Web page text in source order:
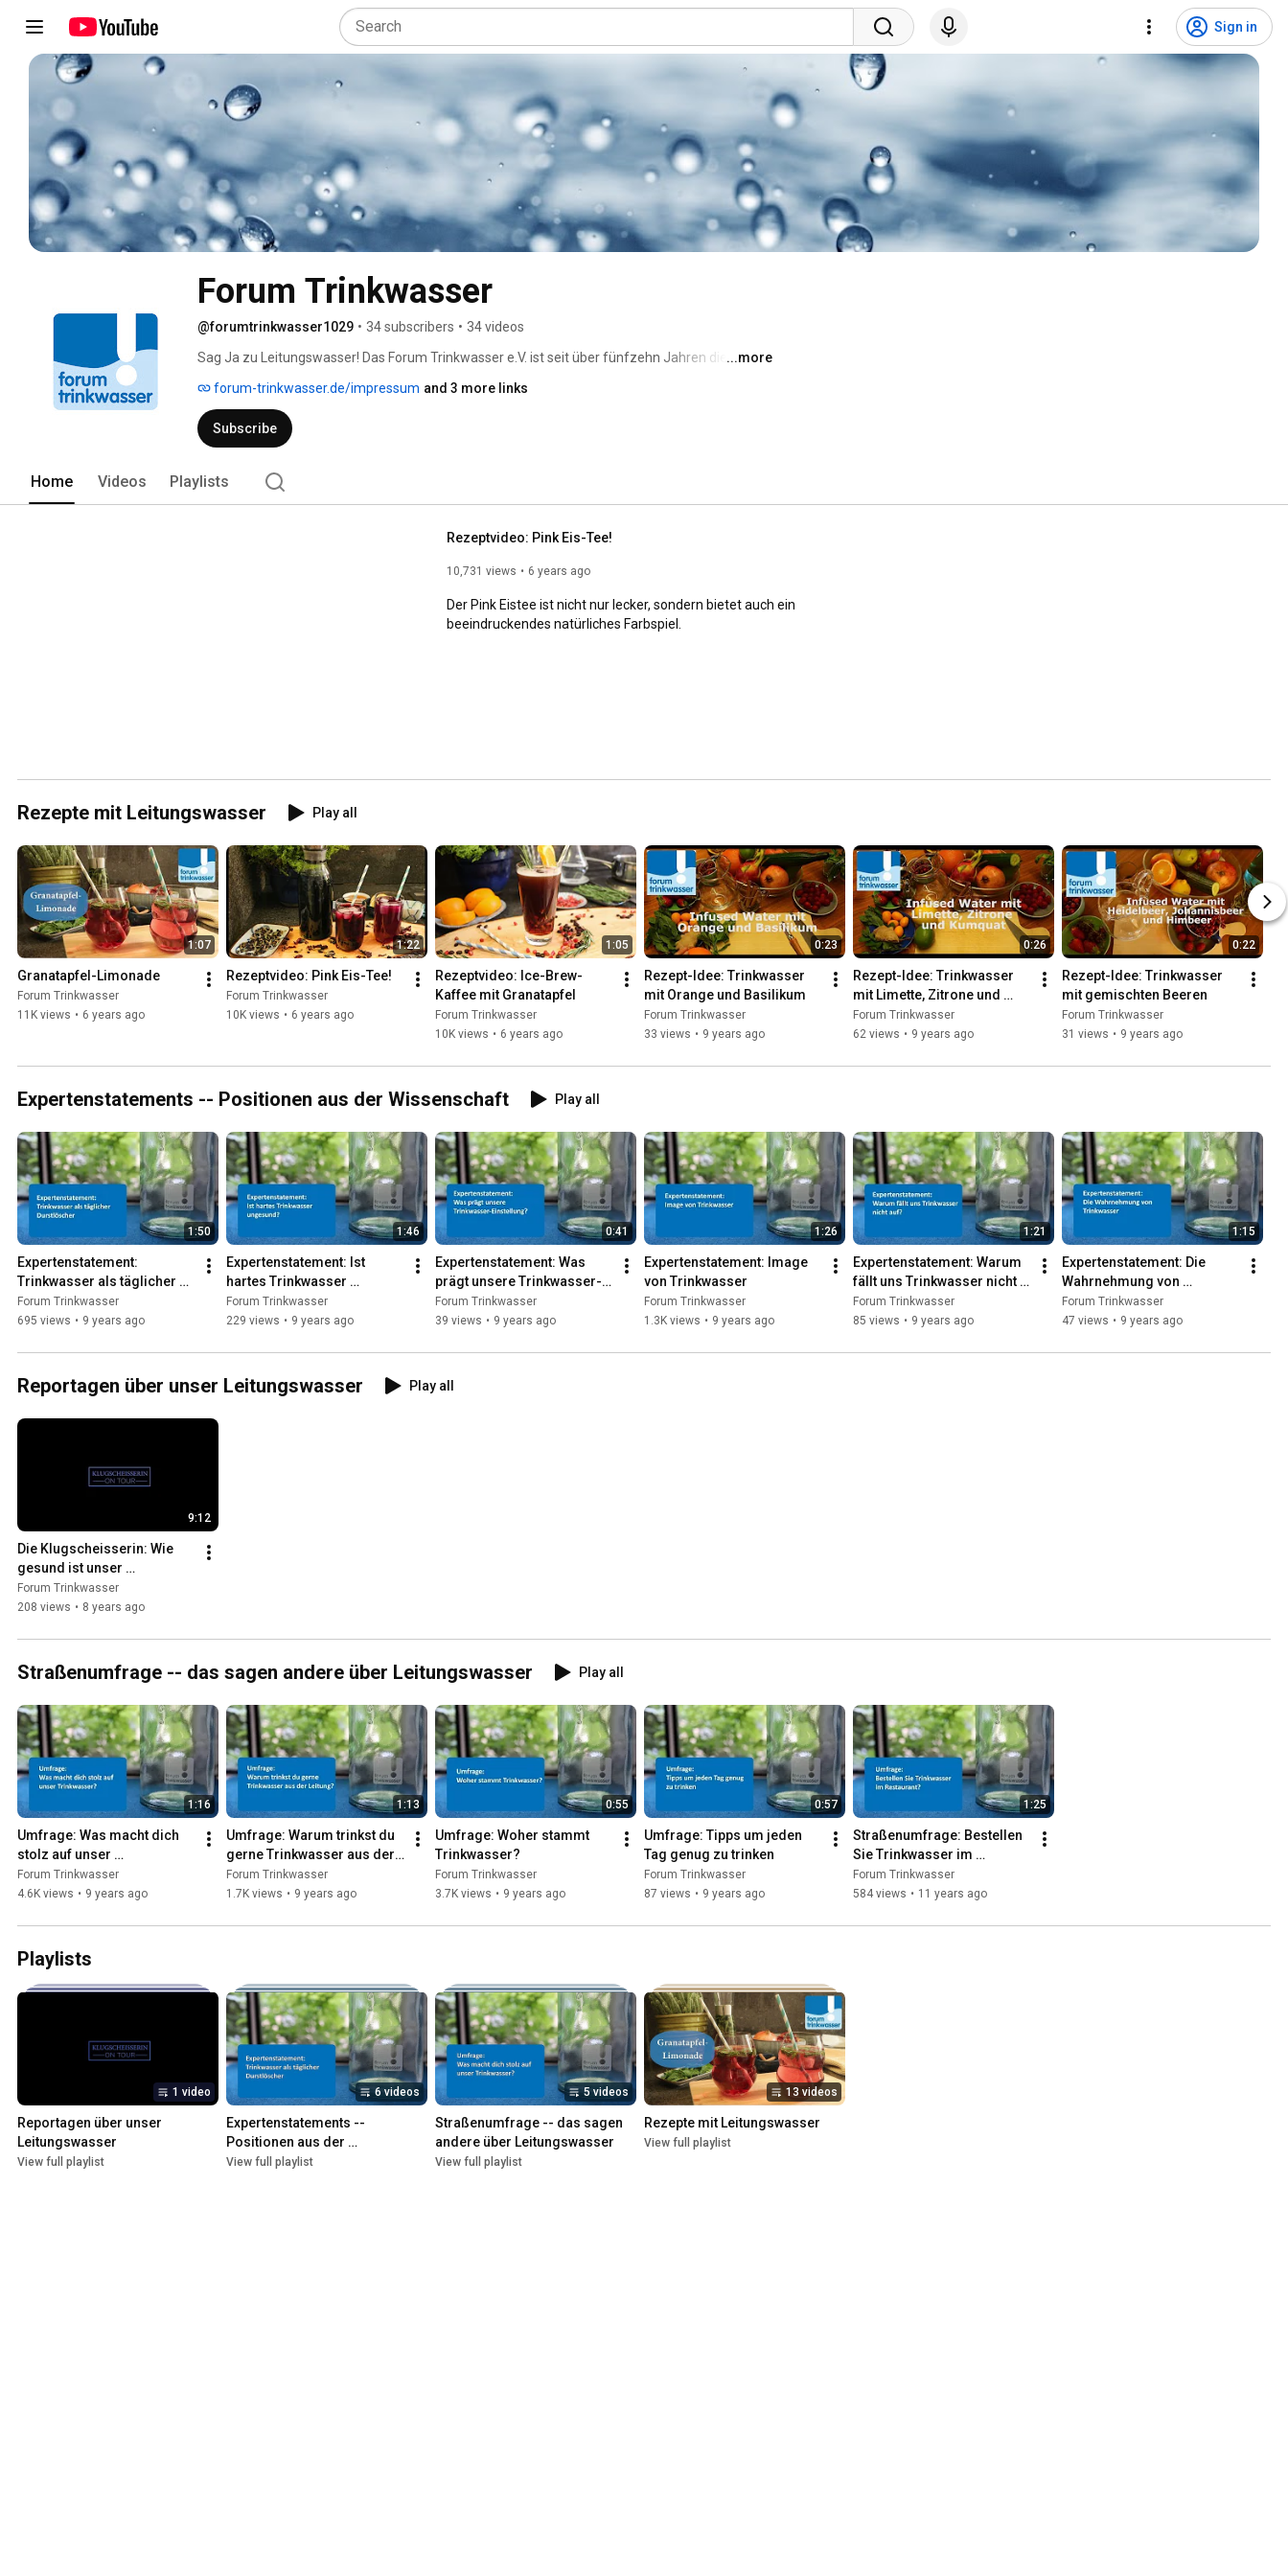
Sign in
Forum Trinkwasser
@forumtrinkwasser1029 • 34 subscribers • 34 videos
Sag Ja zu Leitungswasser! Das Forum Trinkwasser e.V. ist seit über fünfzehn Jahren die
www.forum-trinkwasser.de
...more
forum-trinkwasser.de/impressum and 3 more links
Subscribe
Home Videos Playlists
Rezeptvideo: Pink Eis-Tee!
10,731 views 6 years ago
Der Pink Eistee ist nicht nur lecker, sondern bietet auch ein
beeindruckendes natürliches Farbspiel.
Rezepte mit Leitungswasser Play all
1:07
Granatapfel-Limonade
Forum Trinkwasser
11K views • 6 years ago
1:22
Rezeptvideo: Pink Eis-Tee!
Forum Trinkwasser
10K views • 6 years ago
1:05
Rezeptvideo: Ice-Brew-
Kaffee mit Granatapfel
Forum Trinkwasser
10K views • 6 years ago
0:23
Rezept-Idee: Trinkwasser
mit Orange und Basilikum
Forum Trinkwasser
33 views • 9 years ago
0:26
Rezept-Idee: Trinkwasser
mit Limette, Zitrone und
Kumquat
Forum Trinkwasser
62 views • 9 years ago
0:22
Rezept-Idee: Trinkwasser
mit gemischten Beeren
Forum Trinkwasser
31 views • 9 years ago
Expertenstatements -- Positionen aus der Wissenschaft Play all
1:50
Expertenstatement:
Trinkwasser als täglicher
Durstlöscher
Forum Trinkwasser
695 views • 9 years ago
1:46
Expertenstatement: Ist
hartes Trinkwasser
ungesund?
Forum Trinkwasser
229 views • 9 years ago
0:41
Expertenstatement: Was
prägt unsere Trinkwasser-
Einstellung
Forum Trinkwasser
39 views • 9 years ago
1:26
Expertenstatement: Image
von Trinkwasser
Forum Trinkwasser
1.3K views • 9 years ago
1:21
Expertenstatement: Warum
fällt uns Trinkwasser nicht
auf?
Forum Trinkwasser
85 views • 9 years ago
1:15
Expertenstatement: Die
Wahrnehmung von
Trinkwasser
Forum Trinkwasser
47 views • 9 years ago
Reportagen über unser Leitungswasser Play all
9:12
Die Klugscheisserin: Wie
gesund ist unser
Leitungswasser?
Forum Trinkwasser
208 views • 8 years ago
Straßenumfrage -- das sagen andere über Leitungswasser Play all
1:16
Umfrage: Was macht dich
stolz auf unser
Trinkwasser?
Forum Trinkwasser
4.6K views • 9 years ago
1:13
Umfrage: Warum trinkst du
gerne Trinkwasser aus der
Leitung?
Forum Trinkwasser
1.7K views • 9 years ago
0:55
Umfrage: Woher stammt
Trinkwasser?
Forum Trinkwasser
3.7K views • 9 years ago
0:57
Umfrage: Tipps um jeden
Tag genug zu trinken
Forum Trinkwasser
87 views • 9 years ago
1:25
Straßenumfrage: Bestellen
Sie Trinkwasser im
Restaurant?
Forum Trinkwasser
584 views • 11 years ago
Playlists
1 video
Reportagen über unser
Leitungswasser
View full playlist
6 videos
Expertenstatements --
Positionen aus der
Wissenschaft
View full playlist
5 videos
Straßenumfrage -- das sagen
andere über Leitungswasser
View full playlist
13 videos
Rezepte mit Leitungswasser
View full playlist